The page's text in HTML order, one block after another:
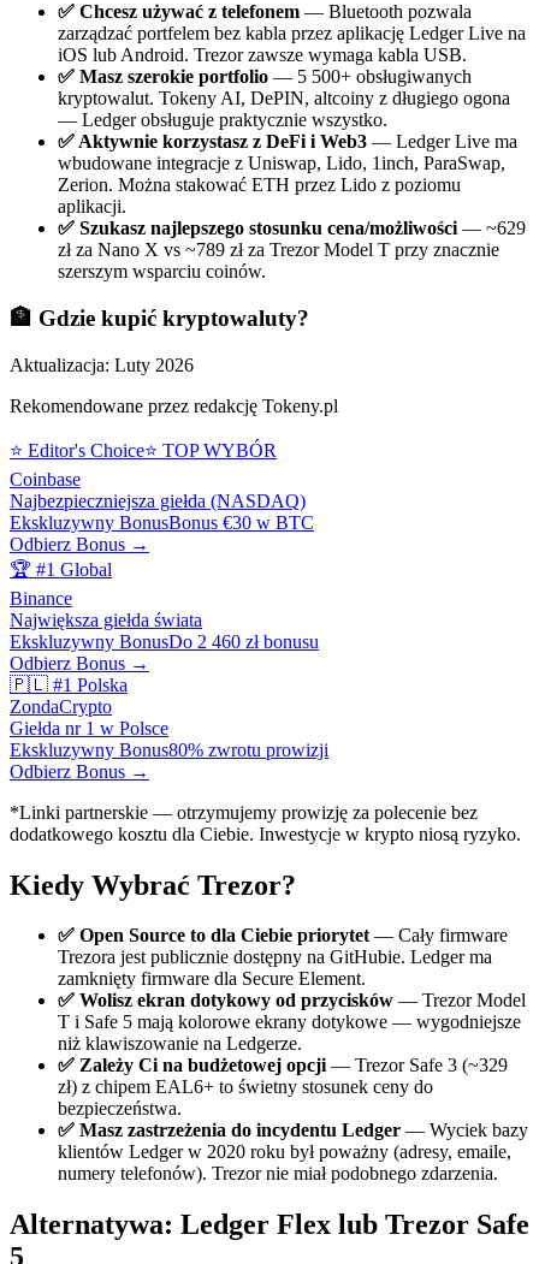
✅ Chcesz używać z telefonem — Bluetooth pozwala
zarządzać portfelem bez kabla przez aplikację Ledger Live na
iOS lub Android. Trezor zawsze wymaga kabla USB.
✅ Masz szerokie portfolio — 5 500+ obsługiwanych
kryptowalut. Tokeny AI, DePIN, altcoiny z długiego ogona
— Ledger obsługuje praktycznie wszystko.
✅ Aktywnie korzystasz z DeFi i Web3 — Ledger Live ma
wbudowane integracje z Uniswap, Lido, 1inch, ParaSwap,
Zerion. Można stakować ETH przez Lido z poziomu
aplikacji.
✅ Szukasz najlepszego stosunku cena/możliwości — ~629
zł za Nano X vs ~789 zł za Trezor Model T przy znacznie
szerszym wsparciu coinów.
🏦 Gdzie kupić kryptowaluty?
Aktualizacja: Luty 2026
Rekomendowane przez redakcję Tokeny.pl
⭐ Editor's Choice⭐ TOP WYBÓR
Coinbase
Najbezpieczniejsza giełda (NASDAQ)
Ekskluzywny BonusBonus €30 w BTC
Odbierz Bonus →
🏆 #1 Global
Binance
Największa giełda świata
Ekskluzywny BonusDo 2 460 zł bonusu
Odbierz Bonus →
🇵🇱 #1 Polska
ZondaCrypto
Giełda nr 1 w Polsce
Ekskluzywny Bonus80% zwrotu prowizji
Odbierz Bonus →
*Linki partnerskie — otrzymujemy prowizję za polecenie bez
dodatkowego kosztu dla Ciebie. Inwestycje w krypto niosą ryzyko.
Kiedy Wybrać Trezor?
✅ Open Source to dla Ciebie priorytet— Cały firmware
Trezora jest publicznie dostępny na GitHubie. Ledger ma
zamknięty firmware dla Secure Element.
✅ Wolisz ekran dotykowy od przycisków — Trezor Model
T i Safe 5 mają kolorowe ekrany dotykowe — wygodniejsze
niż klawiszowanie na Ledgerze.
✅ Zależy Ci na budżetowej opcji— Trezor Safe 3 (~329
zł) z chipem EAL6+ to świetny stosunek ceny do
bezpieczeństwa.
✅ Masz zastrzeżenia do incydentu Ledger — Wyciek bazy
klientów Ledger w 2020 roku był poważny (adresy, emaile,
numery telefonów). Trezor nie miał podobnego zdarzenia.
Alternatywa: Ledger Flex lub Trezor Safe
5